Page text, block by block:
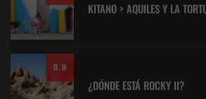
KITANO > AQUILES Y LA
8.9
¿DÓNDE ESTÁ ROCKY II?